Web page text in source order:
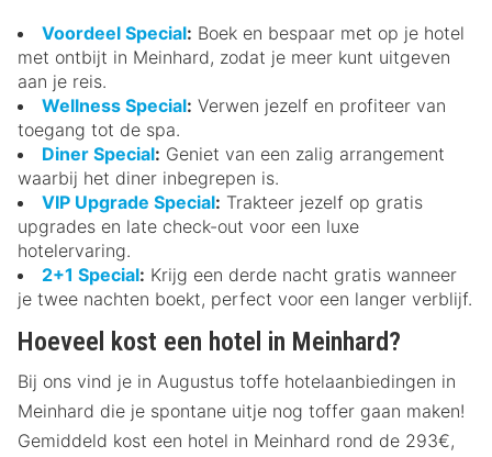
Voordeel Special: Boek en bespaar met op je hotel
met ontbijt in Meinhard, zodat je meer kunt uitgeven
aan je reis.
Wellness Special: Verwen jezelf en profiteer van
toegang tot de spa.
Diner Special: Geniet van een zalig arrangement
waarbij het diner inbegrepen is.
VIP Upgrade Special: Trakteer jezelf op gratis
upgrades en late check-out voor een luxe
hotelervaring.
2+1 Special: Krijg een derde nacht gratis wanneer
je twee nachten boekt, perfect voor een langer verblijf.
Hoeveel kost een hotel in Meinhard?
Bij ons vind je in Augustus toffe hotelaanbiedingen in
Meinhard die je spontane uitje nog toffer gaan maken!
Gemiddeld kost een hotel in Meinhard rond de 293€,